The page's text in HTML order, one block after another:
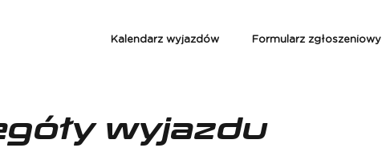
Kalendarz wyjazdów Formularz zgłoszeniowy
wyjazdu